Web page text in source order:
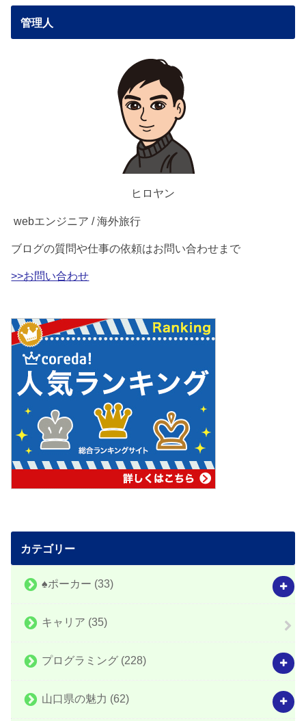
管理人
ヒロヤン
webエンジニア / 海外旅行
ブログの質問や仕事の依頼はお問い合わせまで
>>お問い合わせ
カテゴリー
♠️ポーカー (33)
キャリア (35)
プログラミング (228)
山口県の魅力 (62)